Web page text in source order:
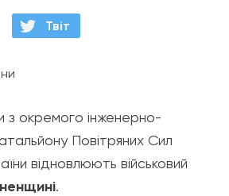
Твiт
з окремого інженерно-
Повітряних Сил
відновлюють військовий
.